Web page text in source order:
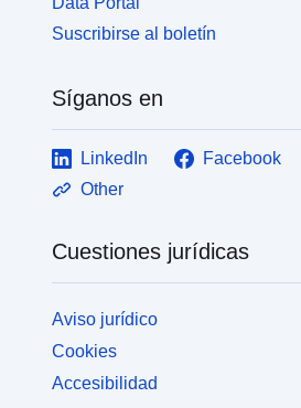
Suscribirse al boletín
Síganos en
LinkedIn Facebook
Other
Cuestiones jurídicas
Aviso jurídico
Cookies
Accesibilidad